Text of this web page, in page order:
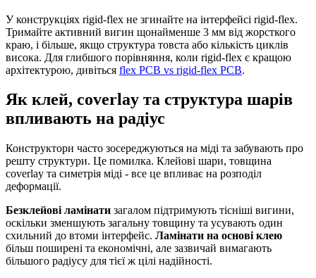
У конструкціях rigid-flex не згинайте на інтерфейсі rigid-flex.
Тримайте активний вигин щонайменше 3 мм від жорсткого
краю, і більше, якщо структура товста або кількість циклів
висока. Для глибшого порівняння, коли rigid-flex є кращою
архітектурою, дивіться flex PCB vs rigid-flex PCB.
Як клей, coverlay та структура шарів
впливають на радіус
Конструктори часто зосереджуються на міді та забувають про
решту структури. Це помилка. Клейові шари, товщина
coverlay та симетрія міді - все це впливає на розподіл
деформації.
Безклейові ламінати загалом підтримують тісніші вигини,
оскільки зменшують загальну товщину та усувають один
схильний до втоми інтерфейс. Ламінати на основі клею
більш поширені та економічні, але зазвичай вимагають
більшого радіусу для тієї ж цілі надійності.